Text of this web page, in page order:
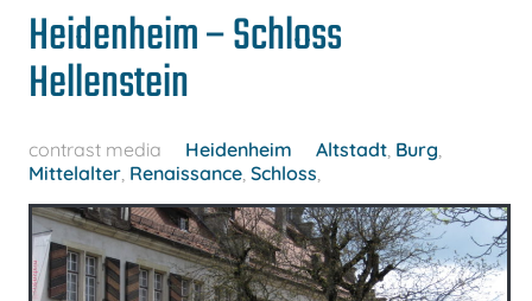
Heidenheim – Schloss
Hellenstein
contrast media Heidenheim Altstadt, Burg,
Mittelalter, Renaissance, Schloss,